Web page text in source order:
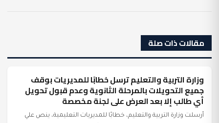
مقالات ذات صلة
عرب وعالم
وزارة التربية والتعليم ترسل خطابًا للمديريات بوقف
جميع التحويلات بالمرحلة الثانوية وعدم قبول تحويل
أي طالب إلا بعد العرض على لجنة مخصصة
أرسلت وزارة التربية والتعليم، خطابًا للمديريات التعليمية، ينص علي